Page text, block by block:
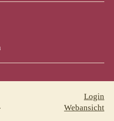
Login
Webansicht